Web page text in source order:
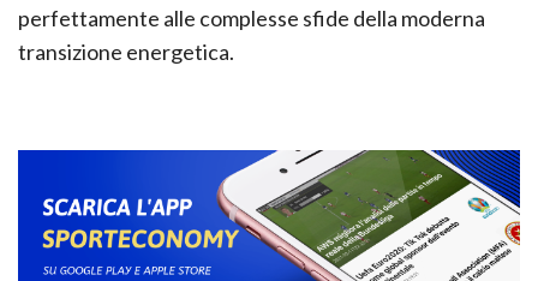
perfettamente alle complesse sfide della moderna
transizione energetica.